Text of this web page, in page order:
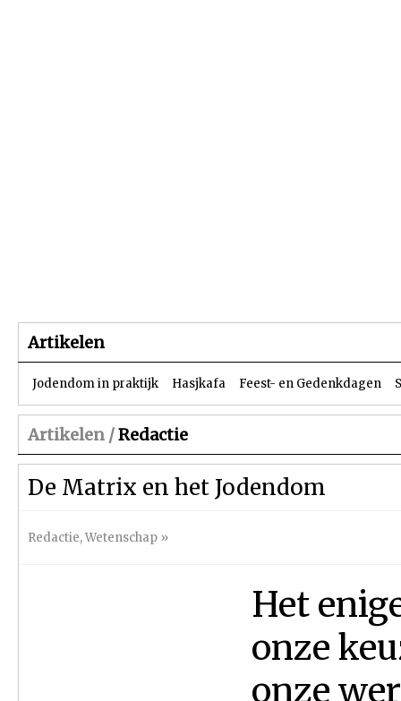
Artikelen
Jodendom in praktijk Hasjkafa Feest- en Gedenkdagen
Artikelen /Redactie
De Matrix en het Jodendom
Redactie,Wetenschap »
Het
onze
onze